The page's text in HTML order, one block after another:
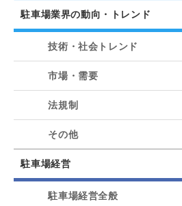
駐車場業界の動向・トレンド
技術・社会トレンド
市場・需要
法規制
その他
駐車場経営
駐車場経営全般